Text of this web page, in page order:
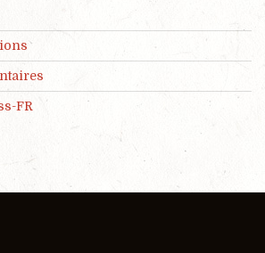
FR